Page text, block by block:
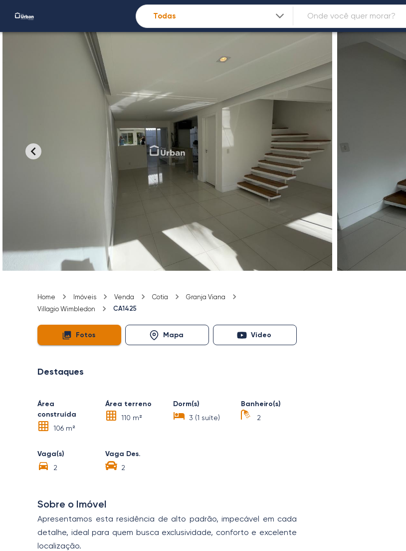
Home Imóveis Venda Cotia
Granja Viana
Villagio Wimbledon
CA1425
Fotos Mapa Vídeo
Destaques
Área
construída
106 m²
Área terreno
110 m²
Dorm(s)
3 (1 suíte)
Banheiro(s)
2
Vaga(s)
2
Vaga Des.
2
Sobre o Imóvel
Apresentamos esta residência de alto padrão, impecável em cada
detalhe, ideal para quem busca exclusividade, conforto e excelente
localização.